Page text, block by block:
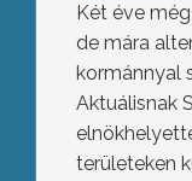
Két éve
de mára
kormánnyal
Aktuálisnak
területeken